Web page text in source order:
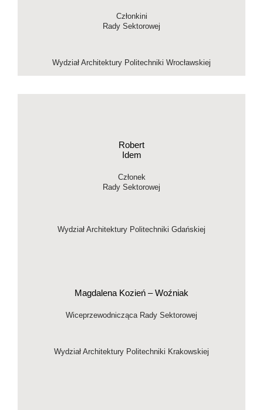
Członkini
Rady Sektorowej
Wydział Architektury Politechniki Wrocławskiej
Robert
Idem
Członek
Rady Sektorowej
Wydział Architektury Politechniki Gdańskiej
Magdalena Kozień – Woźniak
Wiceprzewodnicząca Rady Sektorowej
Wydział Architektury Politechniki Krakowskiej